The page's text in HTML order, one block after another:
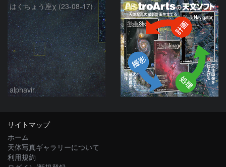
はくちょう座χ (23-08-17)
alphavir
PR
サイトマップ
ホーム
天体写真ギャラリーについて
利用規約